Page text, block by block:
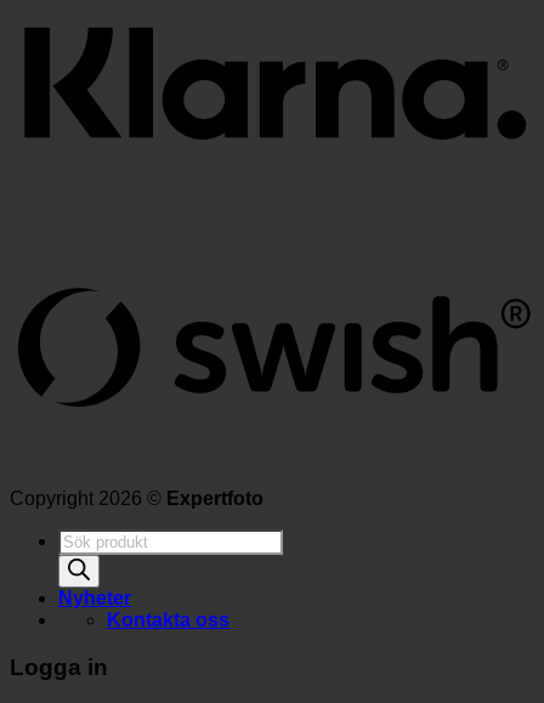
Copyright 2026 © Expertfoto
Produktsökning
Nyheter
Kontakta oss
Logga in